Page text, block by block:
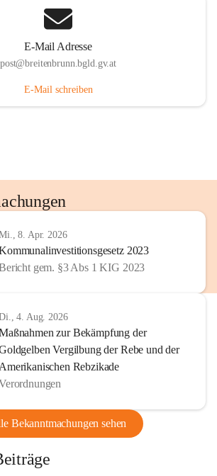
E-Mail Adresse
post@breitenbrunn.bgld.gv.at
E-Mail schreiben
8. Apr. 2026
2023
gem. §3 Abs 1 KIG 2023
4. Aug. 2026
zur Bekämpfung der
Vergilbung der Rebe und der
Amerikanischen Rebzikade
Bekanntmachungen sehen